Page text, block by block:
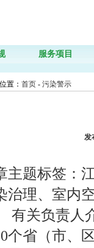
服务项目
置： 首页 - 污染警示
发
主题标签：
治理、室内
负责人介
个省（市、